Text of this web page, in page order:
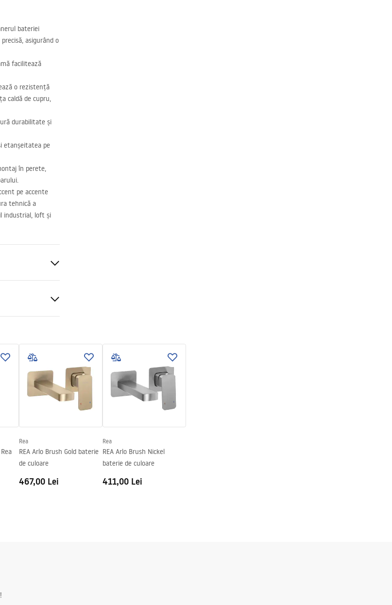
bateriei
asigurând o
facilitează
o rezistență
caldă de cupru,
durabilitate și
etanșeitatea pe
în perete,
pe accente
tehnică a
industrial, loft și
Rea
REA Arlo Brush Gold baterie
de culoare
467,00 Lei
Rea
REA Arlo Brush Nickel
baterie de culoare
411,00 Lei